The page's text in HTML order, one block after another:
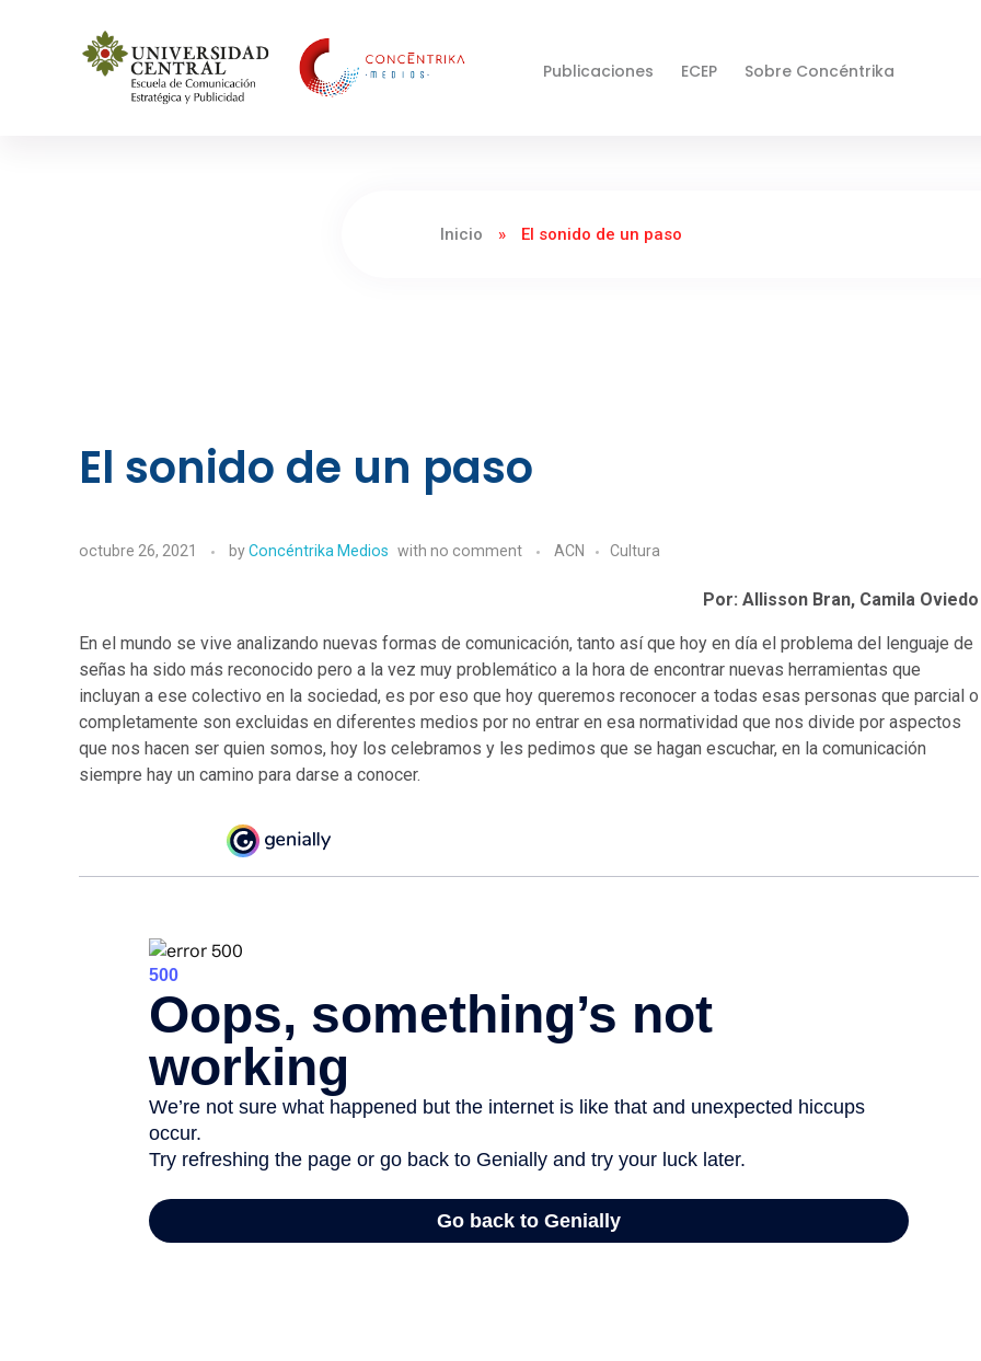
Publicaciones ECEP Sobre Concéntrika
Inicio » El sonido de un paso
El sonido de un paso
octubre 26, 2021 byConcéntrika Medios with no comment ACN Cultura
Por: Allisson Bran, Camila Oviedo
En el mundo se vive analizando nuevas formas de comunicación, tanto así que hoy en día el problema del lenguaje de
señas ha sido más reconocido pero a la vez muy problemático a la hora de encontrar nuevas herramientas que
incluyan a ese colectivo en la sociedad, es por eso que hoy queremos reconocer a todas esas personas que parcial o
completamente son excluidas en diferentes medios por no entrar en esa normatividad que nos divide por aspectos
que nos hacen ser quien somos, hoy los celebramos y les pedimos que se hagan escuchar, en la comunicación
siempre hay un camino para darse a conocer.